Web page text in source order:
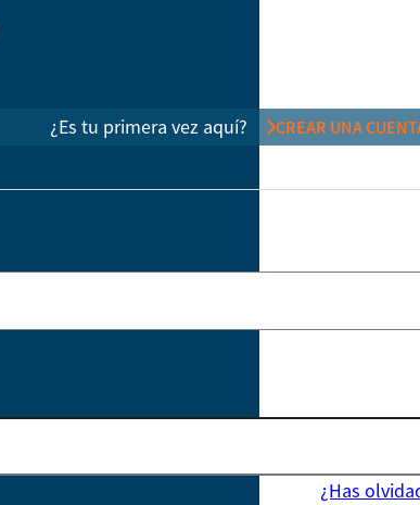
¿Es tu primera vez aquí? CREAR UNA
¿Has